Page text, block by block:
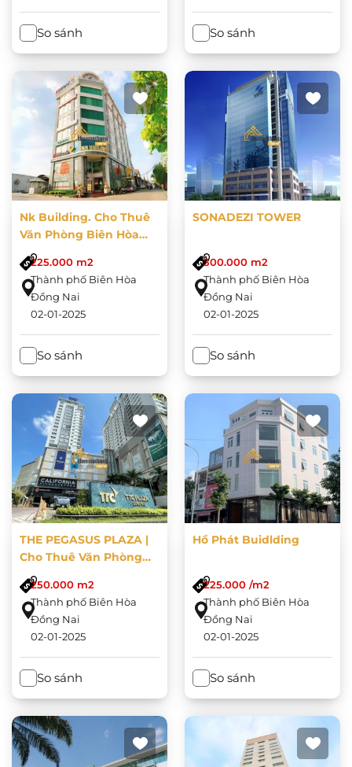
So sánh So sánh
Nk Building. Cho Thuê
Văn Phòng Biên Hòa
Đồng Nai
225.000 m2
Thành phố Biên Hòa
Đồng Nai
02-01-2025
So sánh
SONADEZI TOWER
300.000 m2
Thành phố Biên Hòa
Đồng Nai
02-01-2025
So sánh
THE PEGASUS PLAZA |
Cho Thuê Văn Phòng
Biên Hòa
250.000 m2
Thành phố Biên Hòa
Đồng Nai
02-01-2025
So sánh
Hồ Phát Buidlding
225.000 /m2
Thành phố Biên Hòa
Đồng Nai
02-01-2025
So sánh